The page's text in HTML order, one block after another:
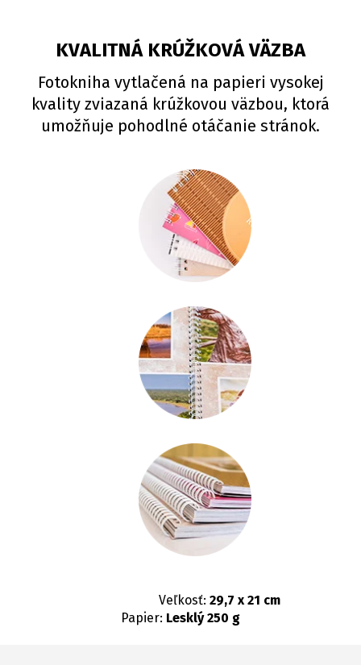
KVALITNÁ KRÚŽKOVÁ VÄZBA
Fotokniha vytlačená na papieri vysokej
kvality zviazaná krúžkovou väzbou, ktorá
umožňuje pohodlné otáčanie stránok.
Veľkosť: 29,7 x 21 cm
Papier: Lesklý 250 g